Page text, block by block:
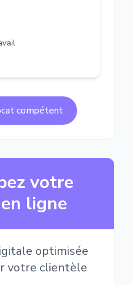
compétent
votre
ligne
optimisée
votre clientèle